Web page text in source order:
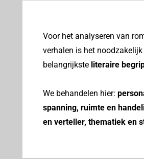
Voor het analyseren van
verhalen is het
belangrijkste literaire
We behandelen hier:
spanning, ruimte en
en verteller, thematiek en